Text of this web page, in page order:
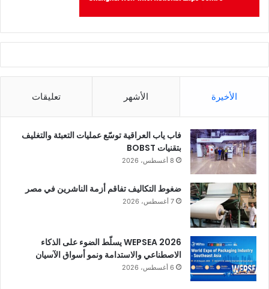
الأخيرة الأشهر تعليقات
فاب ياب العراقية توسّع عمليات التعبئة والتغليف
بتقنيات BOBST
8 أغسطس، 2026
ضغوط التكاليف تفاقم أزمة الناشرين في مصر
7 أغسطس، 2026
WEPSEA 2026 يسلّط الضوء على الذكاء
الاصطناعي والاستدامة ونمو أسواق الآسيان
6 أغسطس، 2026